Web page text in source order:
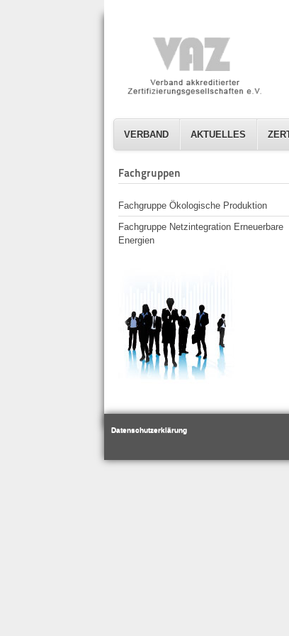
VERBAND AKTUELLES
Fachgruppen
Fachgruppe Ökologische Produktion
Fachgruppe Netzintegration Erneuerbare
Energien
Datenschutzerklärung